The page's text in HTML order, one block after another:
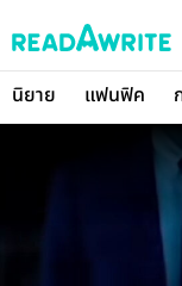
นิยาย แฟนฟิค